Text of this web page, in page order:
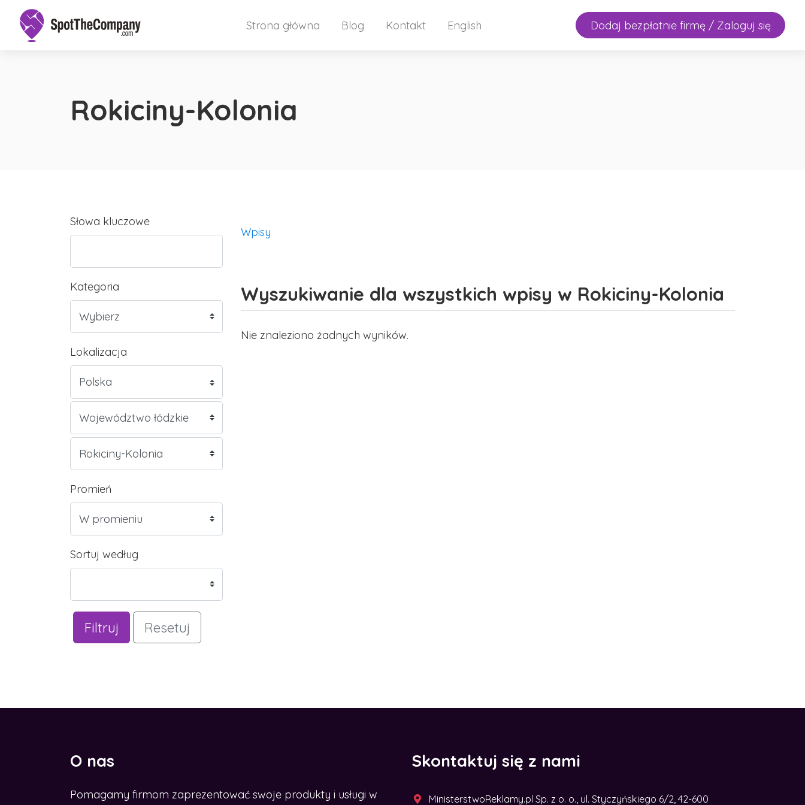
Strona główna Blog Kontakt English Dodaj bezpłatnie firmę / Zaloguj się
Rokiciny-Kolonia
Słowa kluczowe
Kategoria
Lokalizacja
Promień
Sortuj według
Filtruj Resetuj
Wpisy
Wyszukiwanie dla wszystkich wpisy w Rokiciny-Kolonia
Nie znaleziono żadnych wyników.
O nas
Pomagamy firmom zaprezentować swoje produkty i usługi w
Skontaktuj się z nami
MinisterstwoReklamy.pl Sp. z o. o., ul. Styczyńskiego 6/2, 42-600
CHCESZ ROZWINĄĆ BIZNES W